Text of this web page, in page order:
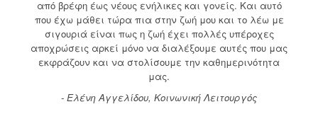
από βρέφη έως νέους ενήλικες και γονείς. Και αυτό
που έχω μάθει τώρα πια στην ζωή μου και το λέω με
σιγουριά είναι πως η ζωή έχει πολλές υπέροχες
αποχρώσεις αρκεί μόνο να διαλέξουμε αυτές που μας
εκφράζουν και να στολίσουμε την καθημερινότητα
μας.
- Ελένη Αγγελίδου, Κοινωνική Λειτουργός